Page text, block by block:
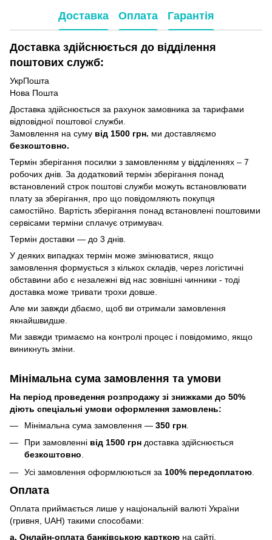
Доставка Оплата Гарантія
Доставка здійснюється до відділення
поштових служб:
УкрПошта
Нова Пошта
Доставка здійснюється за рахунок замовника за тарифами
відповідної поштової служби.
Замовлення на суму від 1500 грн. ми доставляємо
безкоштовно.
Термін зберігання посилки з замовленням у відділеннях – 7
робочих днів. За додатковий термін зберігання понад
встановлений строк поштові служби можуть встановлювати
плату за зберігання, про що повідомляють покупця
самостійно. Вартість зберігання понад вcтановлені поштовими
сервісами терміни сплачує отримувач.
Термін доставки — до 3 днів.
У деяких випадках термін може змінюватися, якщо
замовлення формується з кількох складів, через логістичні
обставини або є незалежні від нас зовнішні чинники - тоді
доставка може тривати трохи довше.
Але ми завжди дбаємо, щоб ви отримали замовлення
якнайшвидше.
Ми завжди тримаємо на контролі процес і повідомимо, якщо
виникнуть зміни.
Мінімальна сума замовлення та умови
На період проведення розпродажу зі знижками до 50%
діють спеціальні умови оформлення замовлень:
Мінімальна сума замовлення — 350 грн
При замовленні від 1500 грн доставка здійснюється
безкоштовно.
Усі замовлення оформлюються за 100% передоплатою
Оплата
Оплата приймається лише у національній валюті України
(гривня, UAH) такими способами:
a. Онлайн-оплата банківською карткою на сайті.